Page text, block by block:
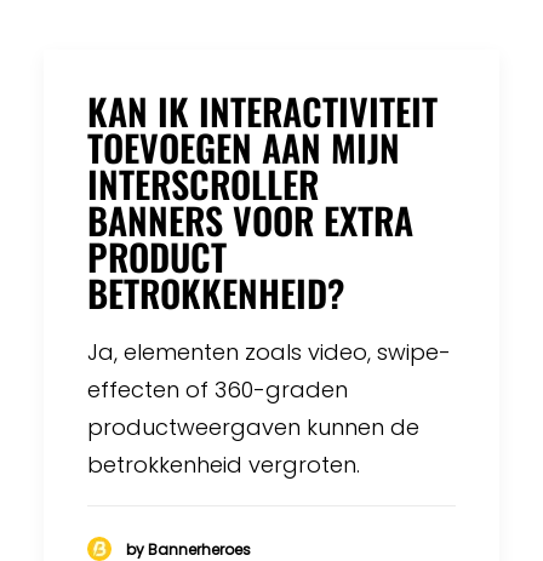
KAN IK INTERACTIVITEIT
TOEVOEGEN AAN MIJN
INTERSCROLLER
BANNERS VOOR EXTRA
PRODUCT
BETROKKENHEID?
Ja, elementen zoals video, swipe-
effecten of 360-graden
productweergaven kunnen de
betrokkenheid vergroten.
by Bannerheroes